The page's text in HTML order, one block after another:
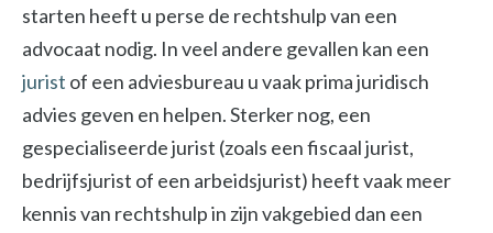
starten heeft u perse de rechtshulp van een
advocaat nodig. In veel andere gevallen kan een
jurist of een adviesbureau u vaak prima juridisch
advies geven en helpen. Sterker nog, een
gespecialiseerde jurist (zoals een fiscaal jurist,
bedrijfsjurist of een arbeidsjurist) heeft vaak meer
kennis van rechtshulp in zijn vakgebied dan een